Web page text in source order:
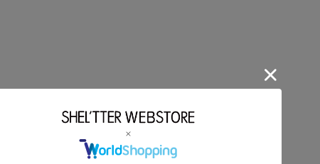
品番 251JSR70-4061
麻:52コットン:29ナイロン:19